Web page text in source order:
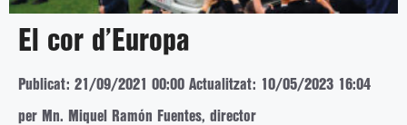
El cor d’Europa
Publicat: 21/09/2021 00:00 Actualitzat: 10/05/2023 16:04
per Mn. Miquel Ramón Fuentes, director